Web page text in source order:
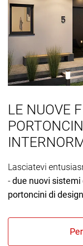
LE NUOVE
Lasciatevi
-due nuovi sistemi
portoncini di design